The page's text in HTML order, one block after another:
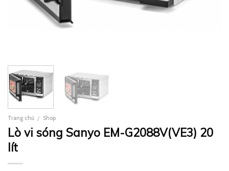
Trang chủ / Shop
Lò vi sóng Sanyo EM-G2088V(VE3) 20
lít